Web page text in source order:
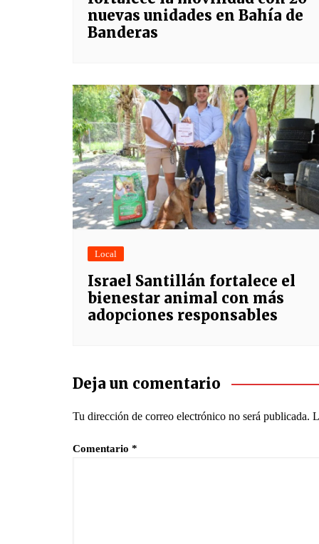
nuevas unidades en Bahía de
Banderas
Local
Israel Santillán fortalece el
bienestar animal con más
adopciones responsables
Deja un comentario
Tu dirección de correo electrónico no será publicada.
Comentario *